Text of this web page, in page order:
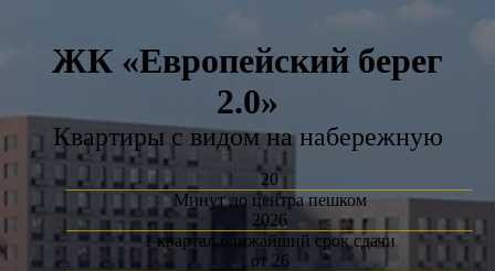
ЖК «Европейский берег
2.0»
Квартиры с видом на набережную
20
Минут до центра пешком
2026
1 квартал ближайший срок сдачи
от 26